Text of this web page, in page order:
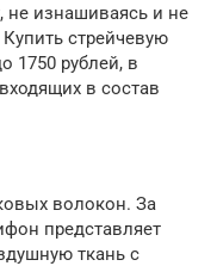
не изнашиваясь и не
стрейчевую
1750 рублей, в
в состав
волокон. За
представляет
ткань с